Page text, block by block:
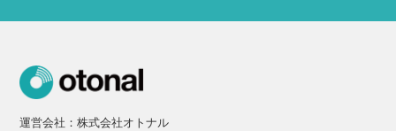
運営会社：株式会社オトナル